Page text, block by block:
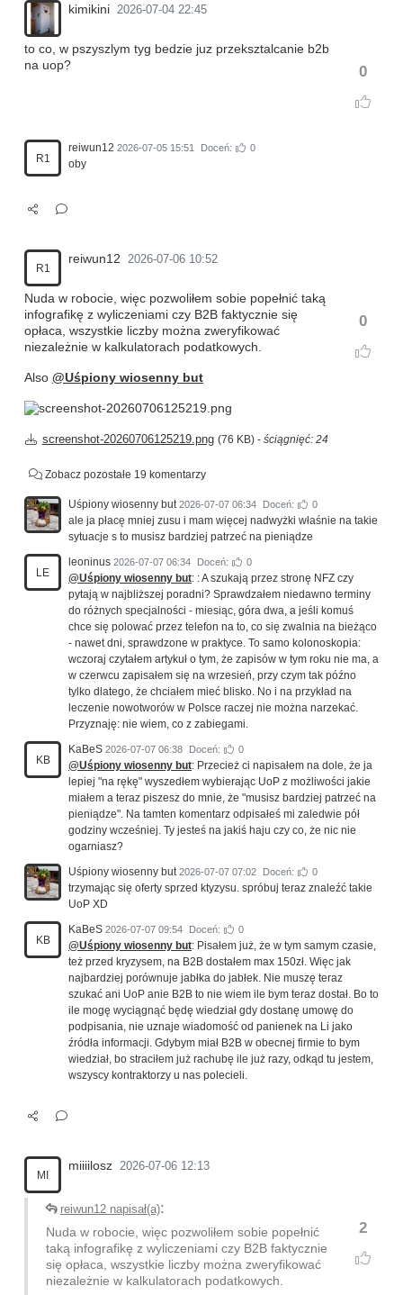
kimikini 2026-07-04 22:45
0
to co, w pszyszlym tyg bedzie juz przeksztalcanie b2b
na uop?
R1
reiwun12 2026-07-05 15:51 Doceń: 0
oby
R1
reiwun12 2026-07-06 10:52
0
Nuda w robocie, więc pozwoliłem sobie popełnić taką
infografikę z wyliczeniami czy B2B faktycznie się
opłaca, wszystkie liczby można zweryfikować
niezależnie w kalkulatorach podatkowych.
Also @Uśpiony wiosenny but
screenshot-20260706125219.png (76 KB) - ściągnięć: 24
Zobacz pozostałe 19 komentarzy
Uśpiony wiosenny but 2026-07-07 06:34 Doceń: 0
ale ja płacę mniej zusu i mam więcej nadwyżki właśnie na takie
sytuacje s to musisz bardziej patrzeć na pieniądze
LE
leoninus 2026-07-07 06:34 Doceń: 0
@Uśpiony wiosenny but: : A szukają przez stronę NFZ czy
pytają w najbliższej poradni? Sprawdzałem niedawno terminy
do różnych specjalności - miesiąc, góra dwa, a jeśli komuś
chce się polować przez telefon na to, co się zwalnia na bieżąco
- nawet dni, sprawdzone w praktyce. To samo kolonoskopia:
wczoraj czytałem artykuł o tym, że zapisów w tym roku nie ma, a
w czerwcu zapisałem się na wrzesień, przy czym tak późno
tylko dlatego, że chciałem mieć blisko. No i na przykład na
leczenie nowotworów w Polsce raczej nie można narzekać.
Przyznaję: nie wiem, co z zabiegami.
KB
KaBeS 2026-07-07 06:38 Doceń: 0
@Uśpiony wiosenny but: Przecież ci napisałem na dole, że ja
lepiej "na rękę" wyszedłem wybierając UoP z możliwości jakie
miałem a teraz piszesz do mnie, że "musisz bardziej patrzeć na
pieniądze". Na tamten komentarz odpisałeś mi zaledwie pół
godziny wcześniej. Ty jesteś na jakiś haju czy co, że nic nie
ogarniasz?
Uśpiony wiosenny but 2026-07-07 07:02 Doceń: 0
trzymając się oferty sprzed ktyzysu. spróbuj teraz znaleźć takie
UoP XD
KB
KaBeS 2026-07-07 09:54 Doceń: 0
@Uśpiony wiosenny but: Pisałem już, że w tym samym czasie,
też przed kryzysem, na B2B dostałem max 150zł. Więc jak
najbardziej porównuje jabłka do jabłek. Nie muszę teraz
szukać ani UoP anie B2B to nie wiem ile bym teraz dostał. Bo to
ile mogę wyciągnąć będę wiedział gdy dostanę umowę do
podpisania, nie uznaje wiadomość od panienek na Li jako
źródła informacji. Gdybym miał B2B w obecnej firmie to bym
wiedział, bo straciłem już rachubę ile już razy, odkąd tu jestem,
wszyscy kontraktorzy u nas polecieli.
MI
miiiilosz 2026-07-06 12:13
2
reiwun12 napisał(a):
Nuda w robocie, więc pozwoliłem sobie popełnić
taką infografikę z wyliczeniami czy B2B faktycznie
się opłaca, wszystkie liczby można zweryfikować
niezależnie w kalkulatorach podatkowych.